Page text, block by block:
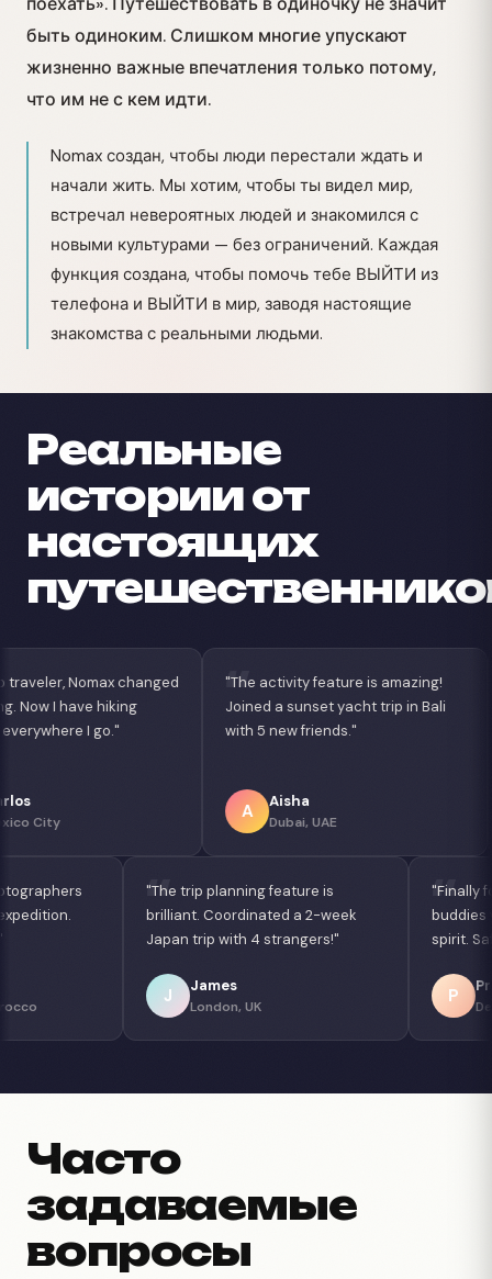
быть одиноким. Слишком многие упускают
жизненно важные впечатления только потому,
что им не с кем идти.
Nomax создан, чтобы люди перестали ждать и
начали жить. Мы хотим, чтобы ты видел мир,
встречал невероятных людей и знакомился с
новыми культурами — без ограничений. Каждая
функция создана, чтобы помочь тебе ВЫЙТИ из
телефона и ВЫЙТИ в мир, заводя настоящие
знакомства с реальными людьми.
Реальные
истории от
настоящих
"The activity feature is amazing!
Joined a sunset yacht trip in Bali
with 5 new friends."
"Best app for
Found
with photographers
a Sahara Desert expedition.
experience!"
Marrakech, Morocco
"The trip planning feature is
brilliant. Coordinated a 2-week
Japan trip with 4 strangers!"
Часто
задаваемые
вопросы